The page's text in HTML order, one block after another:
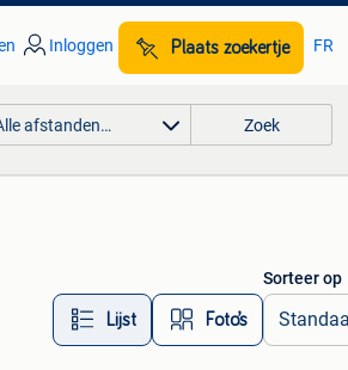
Inloggen Plaats zoekertje FR
afstanden… Zoek
Lijst Foto’s
Sorteer op